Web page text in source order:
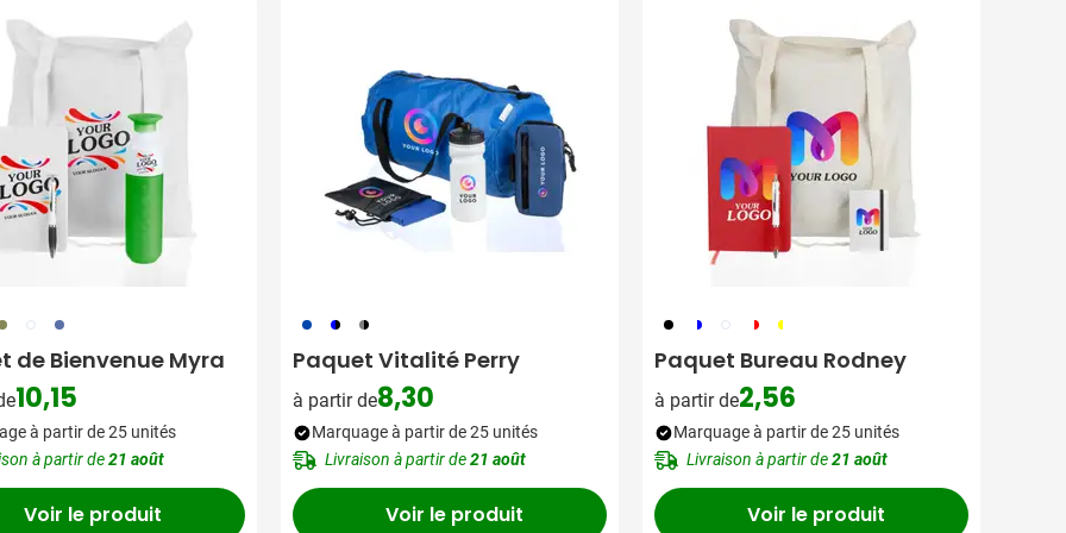
la catégorie Maison et bien-être
la catégorie Repas et art de la table
la catégorie Jouets
la catégorie Vêtements
la catégorie Durable
la catégorie Inspiration
la catégorie Actions et autre
697 698
de Bienvenue Myra
10,15
à partir de 25 unités
à partir de21 août
Voir le produit
023 081 086
Paquet Vitalité Perry
à partir de8,30
Marquage à partir de 25 unités
Livraison à partir de21 août
Voir le produit
001 045 002 048 096
Paquet Bureau Rodney
à partir de2,56
Marquage à partir de 25 unités
Livraison à partir de21 août
Voir le produit